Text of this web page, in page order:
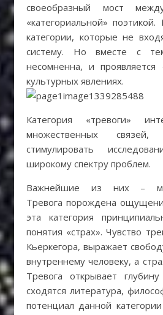
своеобразный мост
«категориальной»
категории, которые не
систему. Но вместе с
несомненна, и
культурных явлениях.
Категория «тревоги»
множественных
стимулировать
широкому спектру проблем.
Важнейшие из них –
Тревога порождена
эта категория
понятия «страх». Чувство
Кьеркегора, выражает
внутреннему человеку, а
Тревога открывает
сходятся литература,
потенциал данной